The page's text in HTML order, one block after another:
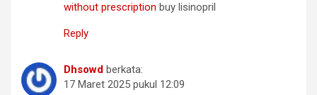
without prescription buy lisinopril
Reply
Dhsowd berkata:
17 Maret 2025 pukul 12:09